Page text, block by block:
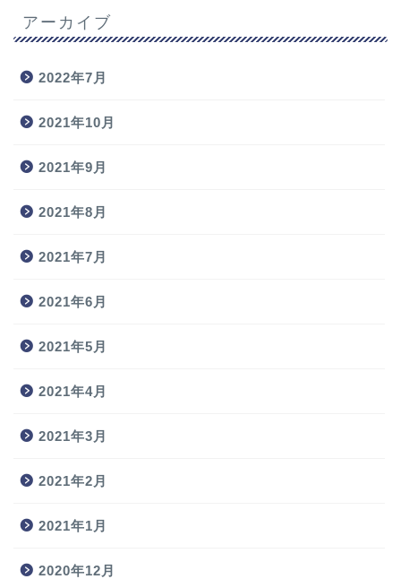
アーカイブ
2022年7月
2021年10月
2021年9月
2021年8月
2021年7月
2021年6月
2021年5月
2021年4月
2021年3月
2021年2月
2021年1月
2020年12月